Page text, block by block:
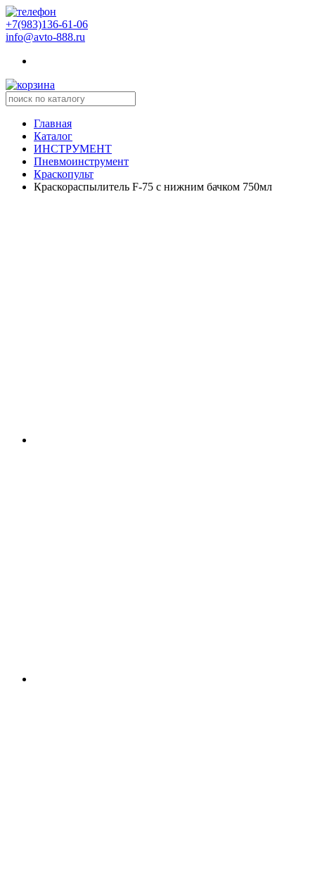
+7(983)136-61-06
info@avto-888.ru
Главная
Каталог
ИНСТРУМЕНТ
Пневмоинструмент
Краскопульт
Краскораспылитель F-75 с нижним бачком 750мл